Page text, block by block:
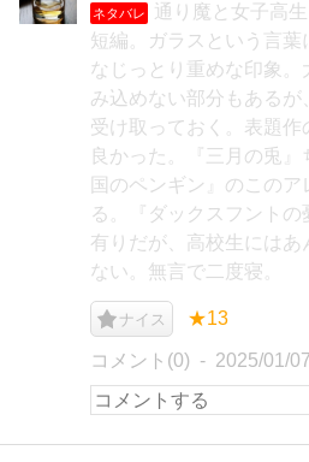
ネタバレ
通り魔と女子高
短編。ガラスという言葉
なじっとり重めな印象
み込めない部分もあるが
受け取っておく。表題作
良かった。『三月の兎
国のペンギン』のこの
る。『ダックスフント
有りだが、高校生にはあ
ない。無言で二度寝。
ナイス ★13
コメント(0) 2025/01/07